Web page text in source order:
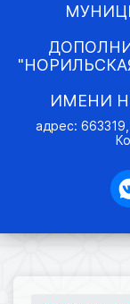
ИМЕНИ
адрес: